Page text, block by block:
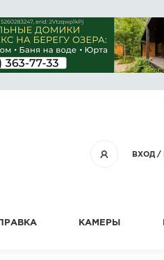
ВХОД/
КАМЕРЫ